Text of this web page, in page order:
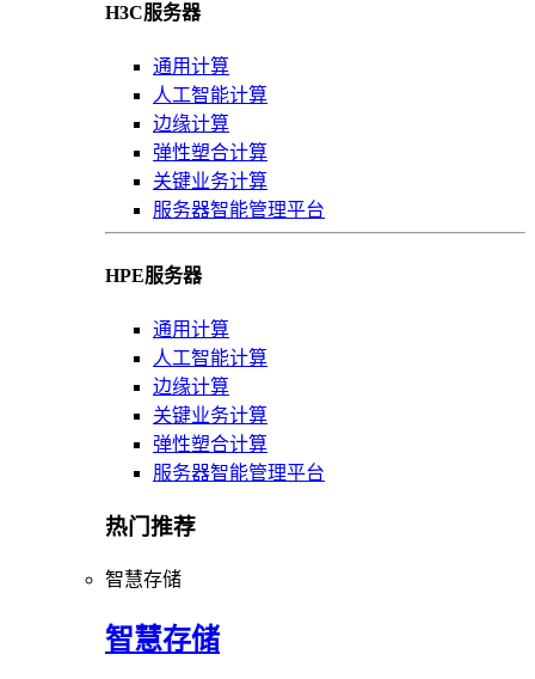
H3C服务器
通用计算
人工智能计算
边缘计算
弹性塑合计算
关键业务计算
服务器智能管理平台
HPE服务器
通用计算
人工智能计算
边缘计算
关键业务计算
弹性塑合计算
服务器智能管理平台
热门推荐
智慧存储
智慧存储